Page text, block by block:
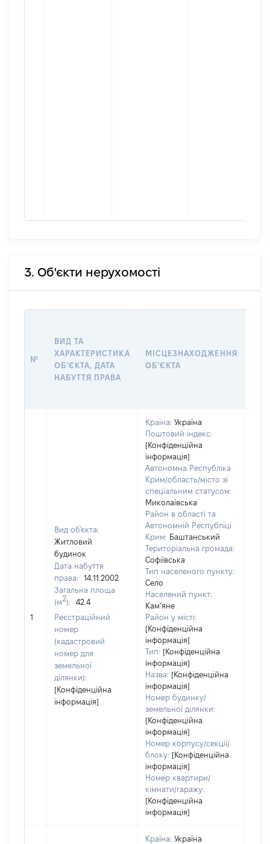
3. Об'єкти нерухомості
№
ВИД ТА
ХАРАКТЕРИСТИКА
ОБʼЄКТА, ДАТА
НАБУТТЯ ПРАВА
МІСЦЕЗНАХОДЖЕННЯ
ОБʼЄКТА
1
Вид об'єкта:
Житловий
будинок
Дата набуття
права:
14.11.2002
Загальна площа
(м2):
42.4
Реєстраційний
номер
(кадастровий
номер для
земельної
ділянки):
[Конфіденційна
інформація]
Країна: Україна
Поштовий індекс:
[Конфіденційна
інформація]
Автономна Республіка
Крим/область/місто зі
спеціальним статусом:
Миколаївська
Район в області та
Автономній Республіці
Крим: Баштанський
Територіальна громада:
Софіївська
Тип населеного пункту:
Село
Населений пункт:
Кам’яне
Район у місті:
[Конфіденційна
інформація]
Тип: [Конфіденційна
інформація]
Назва: [Конфіденційна
інформація]
Номер будинку/
земельної ділянки:
[Конфіденційна
інформація]
Номер корпусу/секції/
блоку: [Конфіденційна
інформація]
Номер квартири/
кімнати/гаражу:
[Конфіденційна
інформація]
Країна: Україна